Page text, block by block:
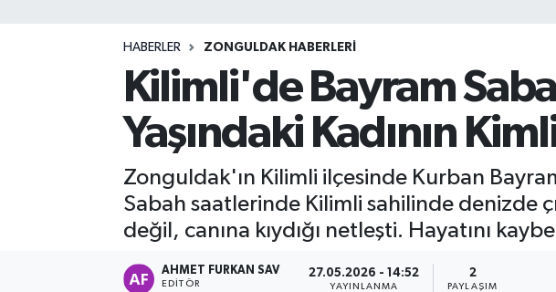
HABERLER ZONGULDAK HABERLERI
Kilimli'de Bayram
Yaşındaki Kadının
Zonguldak'ın Kilimli ilçesinde Kurban
Sabah saatlerinde Kilimli sahilinde denizde
değil, canına kıydığı netleşti. Hayatını
AHMET FURKAN SAV
EDITÖR
27.05.2026 - 14:52
YAYINLANMA
2
PAYLAŞIM
KASTAMONU